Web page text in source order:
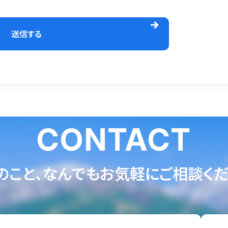
CONTACT
と、なんでもお気軽にご相談く